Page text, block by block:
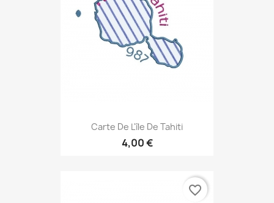
Carte De L'île De Tahiti
4,00 €
favorite_border